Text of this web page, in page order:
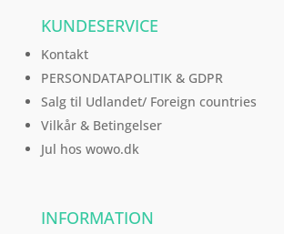
KUNDESERVICE
Kontakt
PERSONDATAPOLITIK & GDPR
Salg til Udlandet/ Foreign countries
Vilkår & Betingelser
Jul hos wowo.dk
INFORMATION